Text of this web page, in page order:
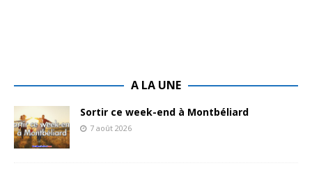
A LA UNE
Sortir ce week-end à Montbéliard
7 août 2026